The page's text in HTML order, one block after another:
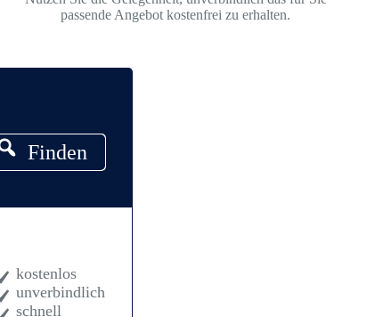
passende Angebot kostenfrei zu erhalten.
Finden
kostenlos
unverbindlich
schnell